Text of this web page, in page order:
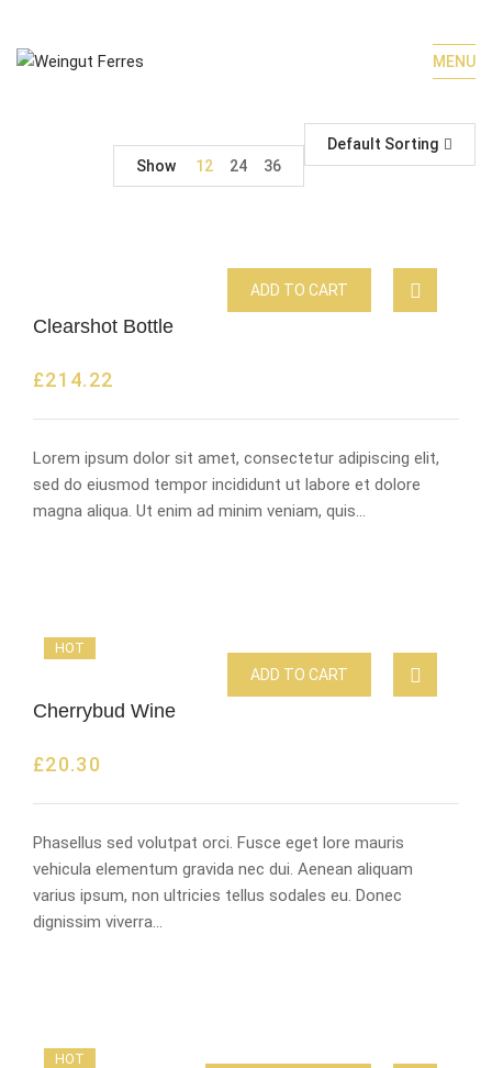
MENU
Default Sorting
Show
12 24 36
Clearshot Bottle
£214.22
ADD TO CART
Lorem ipsum dolor sit amet, consectetur adipiscing elit,
sed do eiusmod tempor incididunt ut labore et dolore
magna aliqua. Ut enim ad minim veniam, quis…
HOT
Cherrybud Wine
£20.30
ADD TO CART
Phasellus sed volutpat orci. Fusce eget lore mauris
vehicula elementum gravida nec dui. Aenean aliquam
varius ipsum, non ultricies tellus sodales eu. Donec
dignissim viverra…
HOT